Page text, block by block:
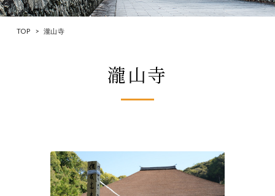
伝教大師最澄1200年魅力交流
いろりとは
大学コラボプロジェクト
いろり端
特集「一隅を照らす」
TOP > 瀧山寺
瀧山寺